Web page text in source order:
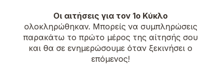
Οι αιτήσεις για τον 1o Kύκλο
ολοκληρώθηκαν. Μπορείς να συμπληρώσεις
παρακάτω το πρώτο μέρος της αίτησής σου
και θα σε ενημερώσουμε όταν ξεκινήσει ο
επόμενος!